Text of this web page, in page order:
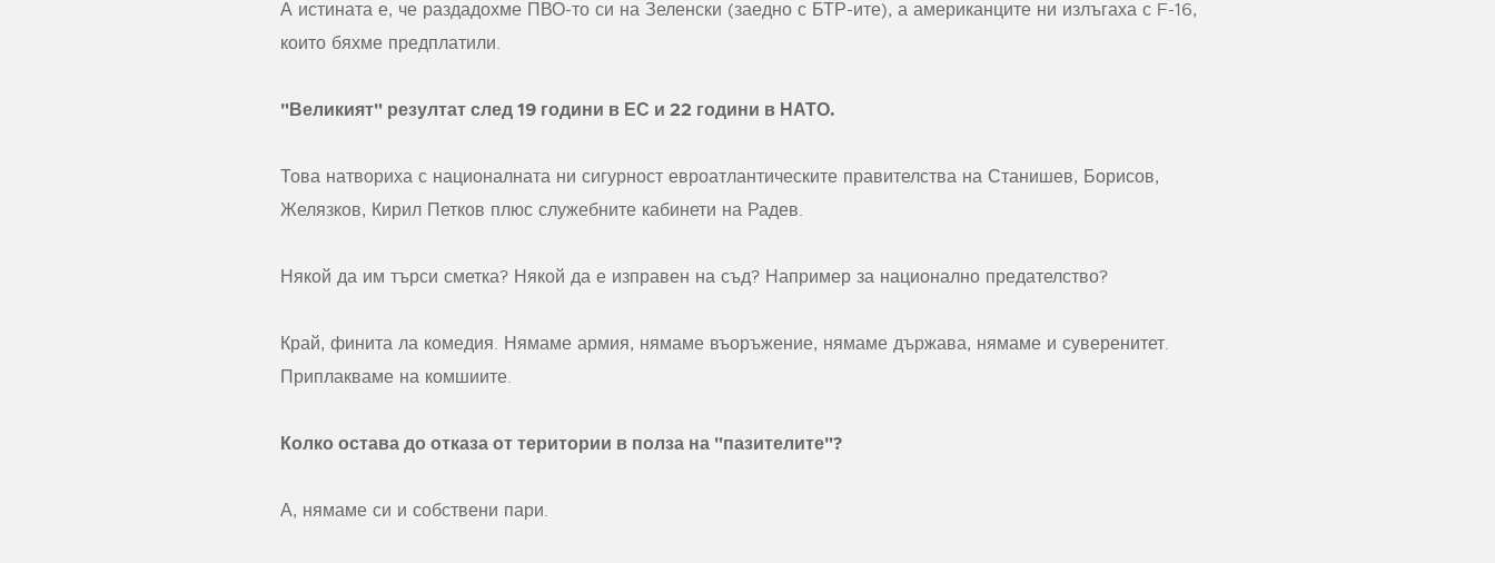
А истината е, че раздадохме ПВО-то си на Зеленски (заедно с БТР-ите), а американците ни излъгаха с F-16,
които бяхме предплатили.
"Великият" резултат след 19 години в ЕС и 22 години в НАТО.
Това натвориха с националната ни сигурност евроатлантическите правителства на Станишев, Борисов,
Желязков, Кирил Петков плюс служебните кабинети на Радев.
Някой да им търси сметка? Някой да е изправен на съд? Например за национално предателство?
Край, финита ла комедия. Нямаме армия, нямаме въоръжение, нямаме държава, нямаме и суверенитет.
Приплакваме на комшиите.
Колко остава до отказа от територии в полза на "пазителите"?
А, нямаме си и собствени пари.